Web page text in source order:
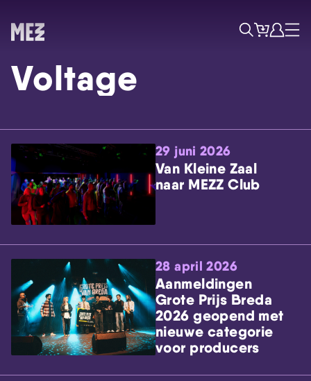
Skip navigatie
ZoekTicketsAccount
Menu
Voltage
29 juni 2026
Van Kleine Zaal
naar MEZZ Club
28 april 2026
Aanmeldingen
Grote Prijs Breda
2026 geopend met
nieuwe categorie
voor producers